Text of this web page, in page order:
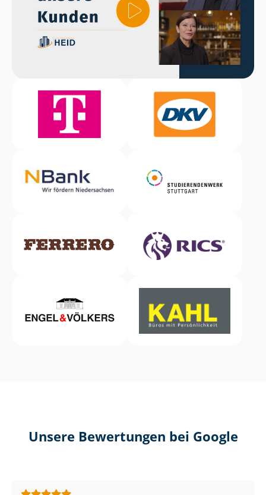
Unsere Bewertungen bei Google